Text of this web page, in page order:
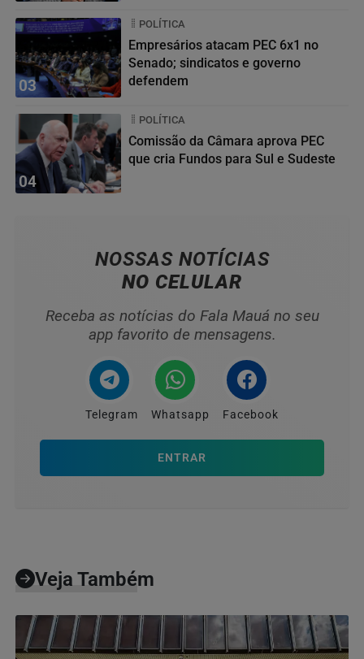
03
POLÍTICA
Empresários atacam PEC 6x1 no
Senado; sindicatos e governo
defendem
04
POLÍTICA
Comissão da Câmara aprova PEC
que cria Fundos para Sul e Sudeste
NOSSAS NOTÍCIAS
NO CELULAR
Receba as notícias do Fala Mauá no seu
app favorito de mensagens.
Telegram Whatsapp Facebook
ENTRAR
Veja Também